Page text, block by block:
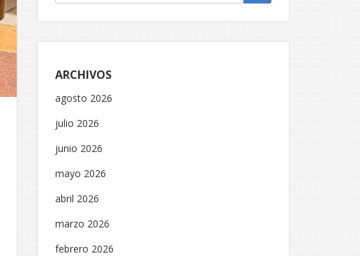
ARCHIVOS
agosto 2026
julio 2026
junio 2026
mayo 2026
abril 2026
marzo 2026
febrero 2026